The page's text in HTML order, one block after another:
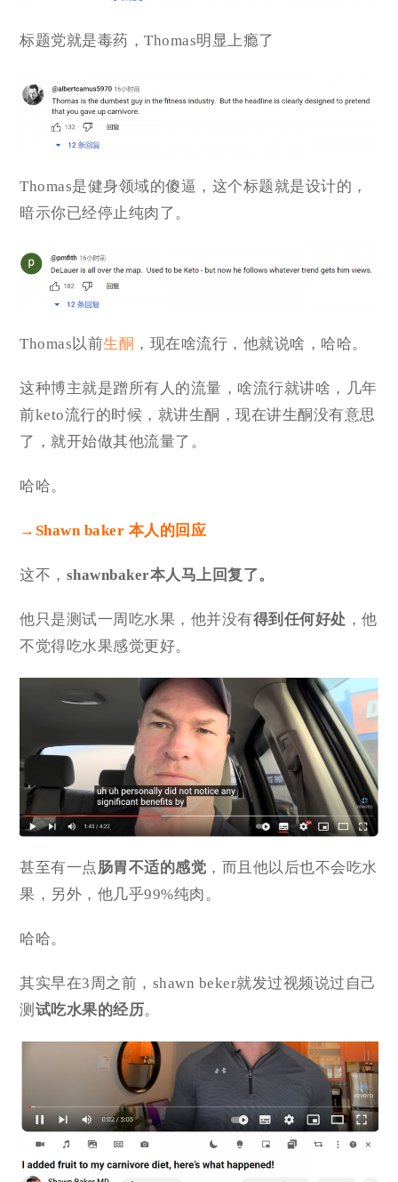
标题党就是毒药，Thomas明显上瘾了
Thomas是健身领域的傻逼，这个标题就是设计的，
暗示你已经停止纯肉了。
Thomas以前生酮 ，现在啥流行，他就说啥，哈哈。
这种博主就是蹭所有人的流量，啥流行就讲啥，几年
前keto流行的时候，就讲生酮，现在讲生酮没有意思
了，就开始做其他流量了。
哈哈。
→Shawn baker 本人的回应
这不， shawnbaker本人马上回复了。
他只是测试一周吃水果，他并没有得到任何好处 ，他
不觉得吃水果感觉更好。
甚至有一点肠胃不适的感觉 ，而且他以后也不会吃水
果，另外，他几乎99%纯肉。
哈哈。
其实早在3周之前，shawn beker就发过视频说过自己
测 试吃水果的经历。